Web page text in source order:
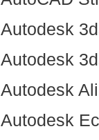
Autodesk
Autodesk
Autodesk
Autodesk